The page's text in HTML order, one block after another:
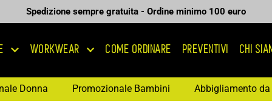
Spedizione sempre gratuita - Ordine minimo 100 euro
WORKWEAR COME ORDINARE PREVENTIVI CHI
Donna Promozionale Bambini Abbigliamento